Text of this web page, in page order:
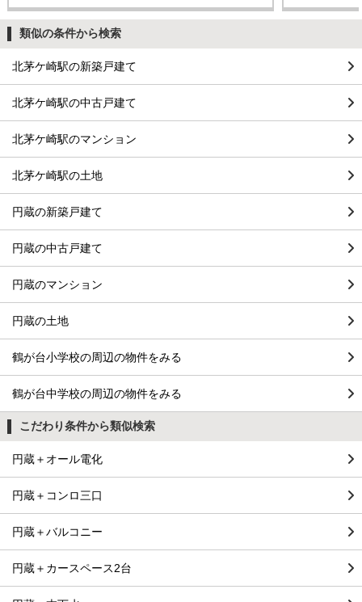
類似の条件から検索
北茅ケ崎駅の新築戸建て
北茅ケ崎駅の中古戸建て
北茅ケ崎駅のマンション
北茅ケ崎駅の土地
円蔵の新築戸建て
円蔵の中古戸建て
円蔵のマンション
円蔵の土地
鶴が台小学校の周辺の物件をみる
鶴が台中学校の周辺の物件をみる
こだわり条件から類似検索
円蔵＋オール電化
円蔵＋コンロ三口
円蔵＋バルコニー
円蔵＋カースペース2台